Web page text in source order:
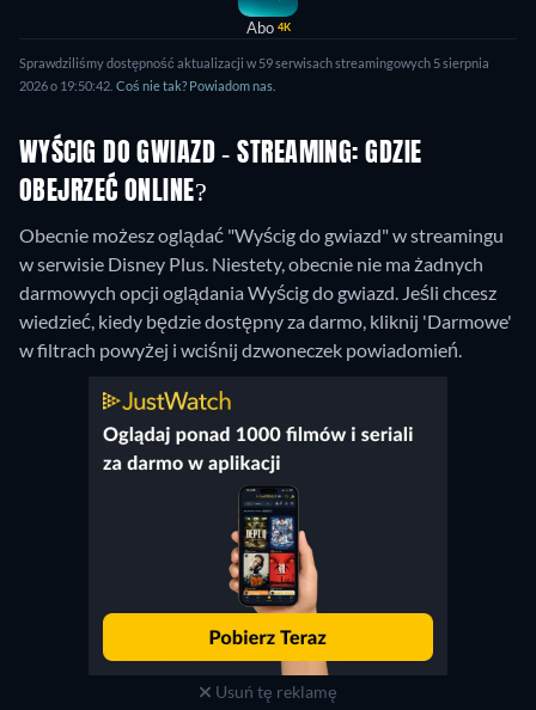
Abo 4K
Sprawdziliśmy dostępność aktualizacji w 59 serwisach streamingowych 5 sierpnia
2026 o 19:50:42. Coś nie tak? Powiadom nas.
WYŚCIG DO GWIAZD - STREAMING: GDZIE
OBEJRZEĆ ONLINE?
Obecnie możesz oglądać "Wyścig do gwiazd" w streamingu
w serwisie Disney Plus. Niestety, obecnie nie ma żadnych
darmowych opcji oglądania Wyścig do gwiazd. Jeśli chcesz
wiedzieć, kiedy będzie dostępny za darmo, kliknij 'Darmowe'
w filtrach powyżej i wciśnij dzwoneczek powiadomień.
Usuń tę reklamę